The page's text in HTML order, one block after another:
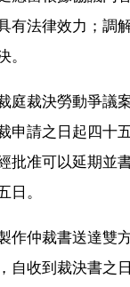
有法律效力；調
。
庭裁決勞動爭議
申請之日起四十
批准可以延期並
日。
作仲裁書送達雙
自收到裁決書之